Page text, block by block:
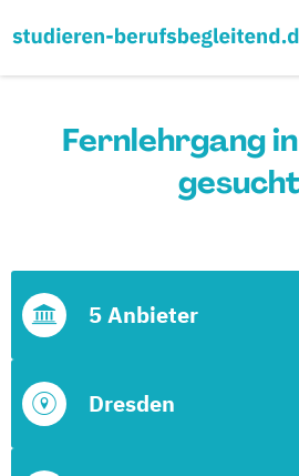
Fernlehrgang
Dresden
5 Anbieter